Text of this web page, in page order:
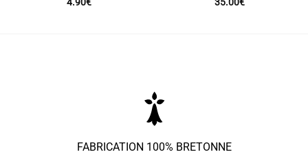
4.90€
35.00€
FABRICATION 100% BRETONNE